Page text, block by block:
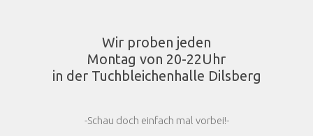
Wir proben jeden
Montag von 20-22Uhr
in der Tuchbleichenhalle Dilsberg
-Schau doch einfach mal vorbei!-